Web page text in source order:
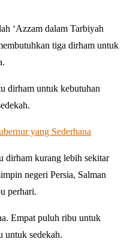
‘Azzam dalam Tarbiyah
tiga dirham untuk
dirham untuk kebutuhan
yang Sederhana
dirham kurang lebih sekitar
negeri Persia, Salman
perhari.
Empat puluh ribu untuk
untuk sedekah.